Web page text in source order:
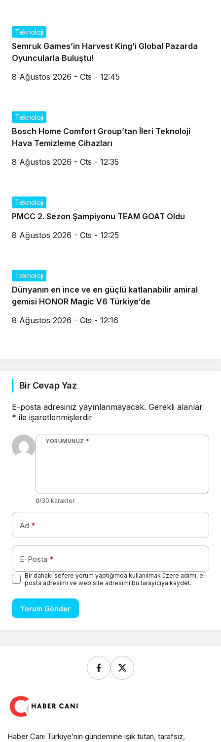
Teknoloji
Semruk Games’in Harvest King’i Global Pazarda
Oyuncularla Buluştu!
8 Ağustos 2026 - Cts - 12:45
Teknoloji
Bosch Home Comfort Group’tan İleri Teknoloji
Hava Temizleme Cihazları
8 Ağustos 2026 - Cts - 12:35
Teknoloji
PMCC 2. Sezon Şampiyonu TEAM GOAT Oldu
8 Ağustos 2026 - Cts - 12:25
Teknoloji
Dünyanın en ince ve en güçlü katlanabilir amiral
gemisi HONOR Magic V6 Türkiye’de
8 Ağustos 2026 - Cts - 12:16
Bir Cevap Yaz
E-posta adresiniz yayınlanmayacak. Gerekli alanlar
* ile işaretlenmişlerdir
YORUMUNUZ *
0/30 karakter
Ad *
E-Posta *
Bir dahaki sefere yorum yaptığımda kullanılmak üzere adımı, e-
posta adresimi ve web site adresimi bu tarayıcıya kaydet.
Yorum Gönder
Haber Canı Türkiye’nin gündemine ışık tutan, tarafsız,